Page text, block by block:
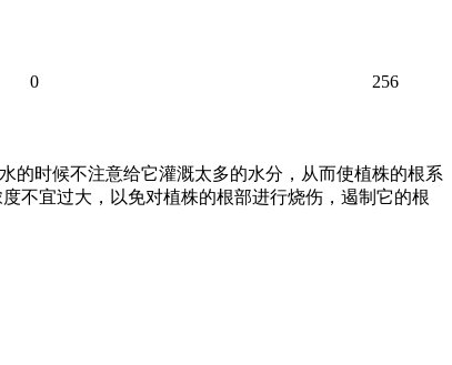
0 256
的时候不注意给它灌溉太多的水分，从而使植株的根系
不宜过大，以免对植株的根部进行烧伤，遏制它的根